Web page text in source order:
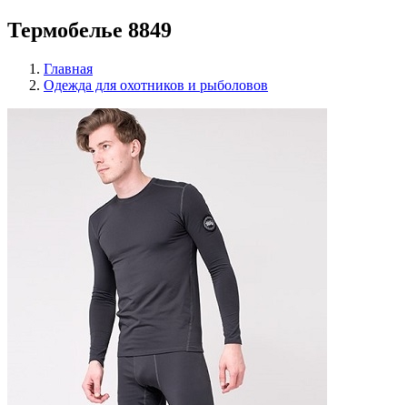
Термобелье 8849
Главная
Одежда для охотников и рыболовов